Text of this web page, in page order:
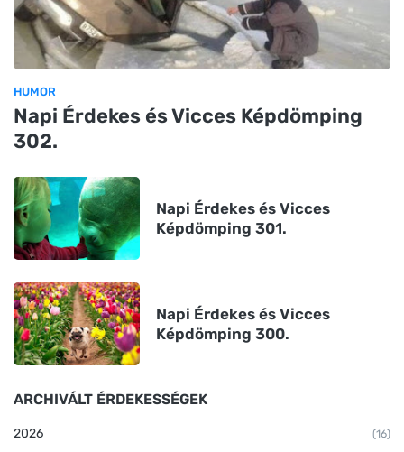
HUMOR
Napi Érdekes és Vicces Képdömping
302.
Napi Érdekes és Vicces
Képdömping 301.
Napi Érdekes és Vicces
Képdömping 300.
ARCHIVÁLT ÉRDEKESSÉGEK
2026 (16)